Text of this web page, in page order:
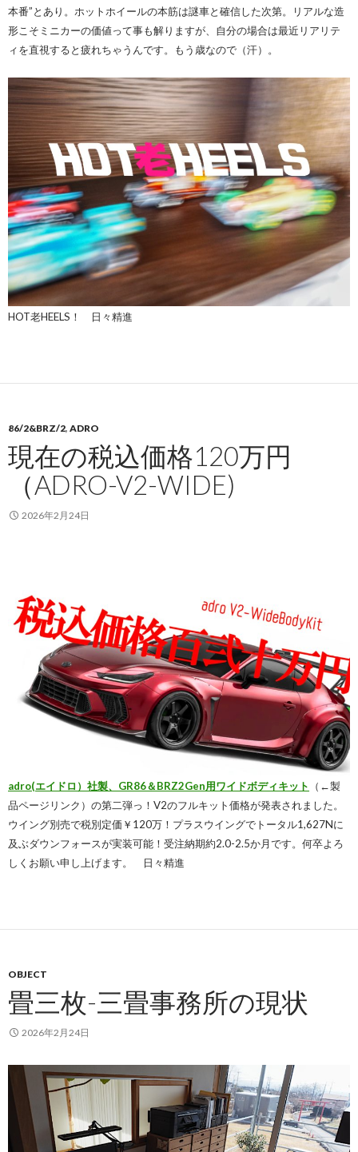
本番”とあり。ホットホイールの本筋は謎車と確信した次第。リアルな造
形こそミニカーの価値って事も解りますが、自分の場合は最近リアリテ
ィを直視すると疲れちゃうんです。もう歳なので（汗）。
HOT老HEELS！ 日々精進
86/2&BRZ/2, ADRO
現在の税込価格120万円
（ADRO-V2-WIDE)
2026年2月24日
adro(エイドロ）社製、GR86＆BRZ2Gen用ワイドボディキット
（←製
品ページリンク） の第二弾っ！V2のフルキット価格が発表されました。
ウイング別売で税別定価￥120万！プラスウイングでトータル1,627Nに
及ぶダウンフォースが実装可能！受注納期約2.0-2.5か月です。何卒よろ
しくお願い申し上げます。 日々精進
OBJECT
畳三枚-三畳事務所の現状
2026年2月24日